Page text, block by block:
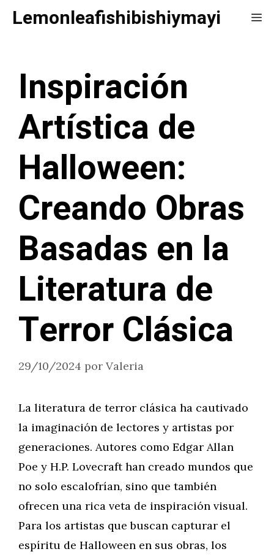
SaltarLemonleafishibishiymayi
Inspiración
Artística de
Halloween:
Creando Obras
Basadas en la
Literatura de
Terror Clásica
29/10/2024 por Valeria
La literatura de terror clásica ha cautivado
la imaginación de lectores y artistas por
generaciones. Autores como Edgar Allan
Poe y H.P. Lovecraft han creado mundos que
no solo escalofrían, sino que también
ofrecen una rica veta de inspiración visual.
Para los artistas que buscan capturar el
espíritu de Halloween en sus obras, los